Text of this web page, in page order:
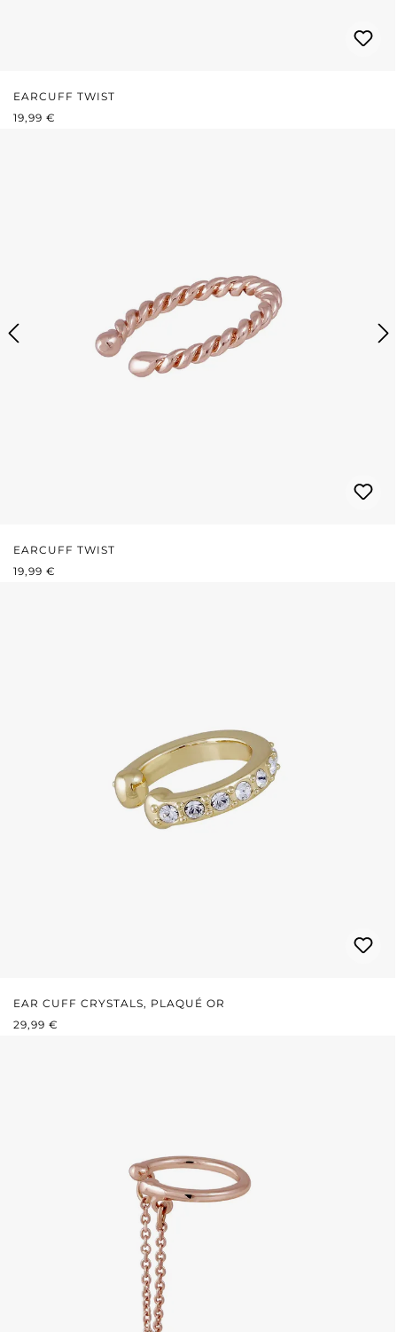
EARCUFF TWIST
PRIX RÉGULIER :
19,99 €
EARCUFF TWIST
PRIX RÉGULIER :
19,99 €
EAR CUFF CRYSTALS, PLAQUÉ OR
PRIX RÉGULIER :
29,99 €